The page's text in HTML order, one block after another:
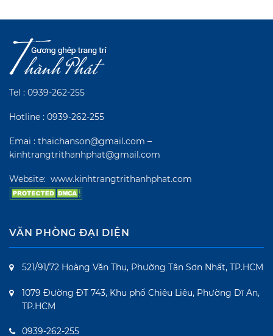
Tel : 0939-262-255
Hotline : 0939-262-255
Emai : thaichanson@gmail.com –
kinhtrangtrithanhphat@gmail.com
Website: www.kinhtrangtrithanhphat.com
VĂN PHÒNG ĐẠI DIỆN
521/91/72 Hoàng Văn Thụ, Phường Tân Sơn Nhất, TP.HCM
1079 Đường ĐT 743, Khu phố Chiêu Liêu, Phường Dĩ An,
TP.HCM
0939-262-255